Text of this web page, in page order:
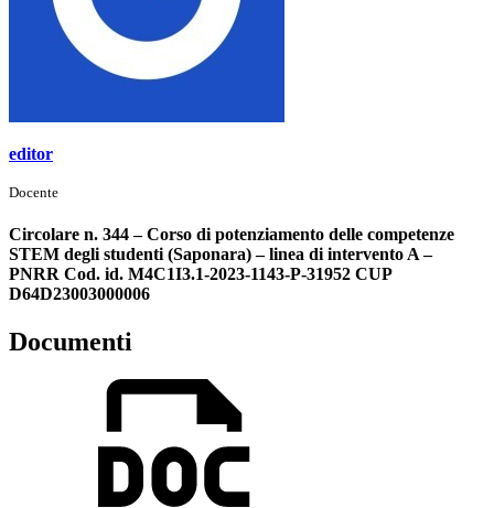
editor
Docente
Circolare n. 344 – Corso di potenziamento delle competenze
STEM degli studenti (Saponara) – linea di intervento A –
PNRR Cod. id. M4C1I3.1-2023-1143-P-31952 CUP
D64D23003000006
Documenti